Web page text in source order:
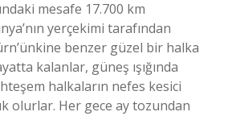
mesafe 17.700 km
yerçekimi tarafından
benzer güzel bir halka
kalanlar, güneş ışığında
halkaların nefes kesici
olurlar. Her gece ay tozundan